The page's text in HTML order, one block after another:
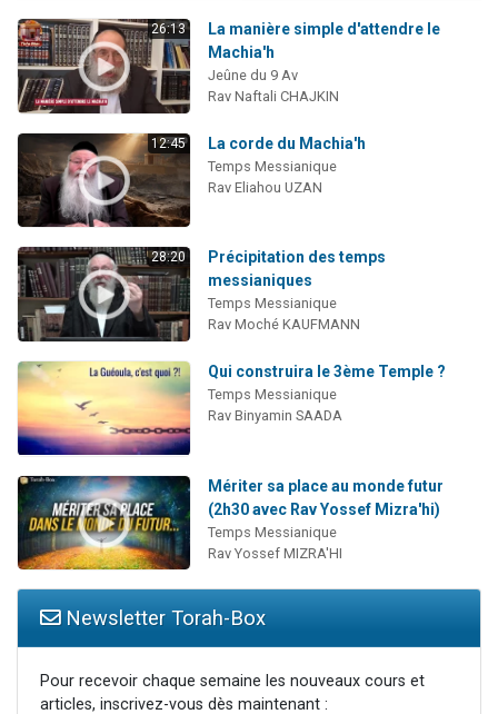
26:13
La manière simple d'attendre le
Machia'h
Jeûne du 9 Av
Rav Naftali CHAJKIN
12:45 La corde du Machia'h
Temps Messianique
Rav Eliahou UZAN
28:20
Précipitation des temps
messianiques
Temps Messianique
Rav Moché KAUFMANN
Qui construira le 3ème Temple ?
Temps Messianique
Rav Binyamin SAADA
Mériter sa place au monde futur
(2h30 avec Rav Yossef Mizra'hi)
Temps Messianique
Rav Yossef MIZRA'HI
Newsletter Torah-Box
Pour recevoir chaque semaine les nouveaux cours et
articles, inscrivez-vous dès maintenant :